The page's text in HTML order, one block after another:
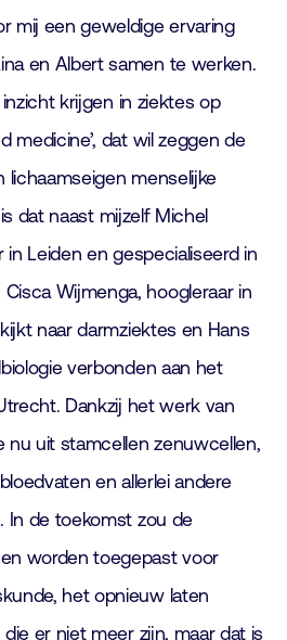
mij een geweldige ervaring
en Albert samen te werken.
krijgen in ziektes op
medicine’, dat wil zeggen de
menselijke
dat naast mijzelf Michel
in Leiden en gespecialiseerd in
Wijmenga, hoogleraar in
naar darmziektes en Hans
verbonden aan het
Dankzij het werk van
nu uit stamcellen zenuwcellen,
en allerlei andere
In de toekomst zou de
worden toegepast voor
het opnieuw laten
er niet meer zijn, maar dat is